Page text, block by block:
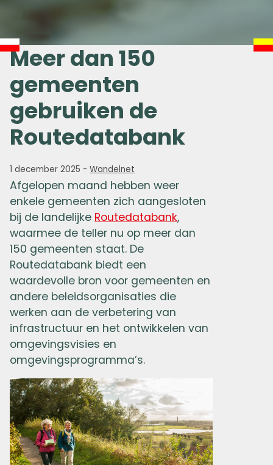
Meer dan 150
gemeenten
gebruiken de
Routedatabank
1 december 2025 - Wandelnet
Afgelopen maand hebben weer
enkele gemeenten zich aangesloten
bij de landelijke Routedatabank,
waarmee de teller nu op meer dan
150 gemeenten staat. De
Routedatabank biedt een
waardevolle bron voor gemeenten en
andere beleidsorganisaties die
werken aan de verbetering van
infrastructuur en het ontwikkelen van
omgevingsvisies en
omgevingsprogramma’s.